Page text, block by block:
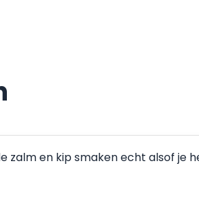
zalm en kip smaken echt alsof je